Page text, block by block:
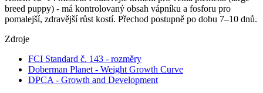
breed puppy) - má kontrolovaný obsah vápníku a fosforu pro
pomalejší, zdravější růst kostí. Přechod postupně po dobu 7–10 dnů.
Zdroje
FCI Standard č. 143 - rozměry
Doberman Planet - Weight Growth Curve
DPCA - Growth and Development